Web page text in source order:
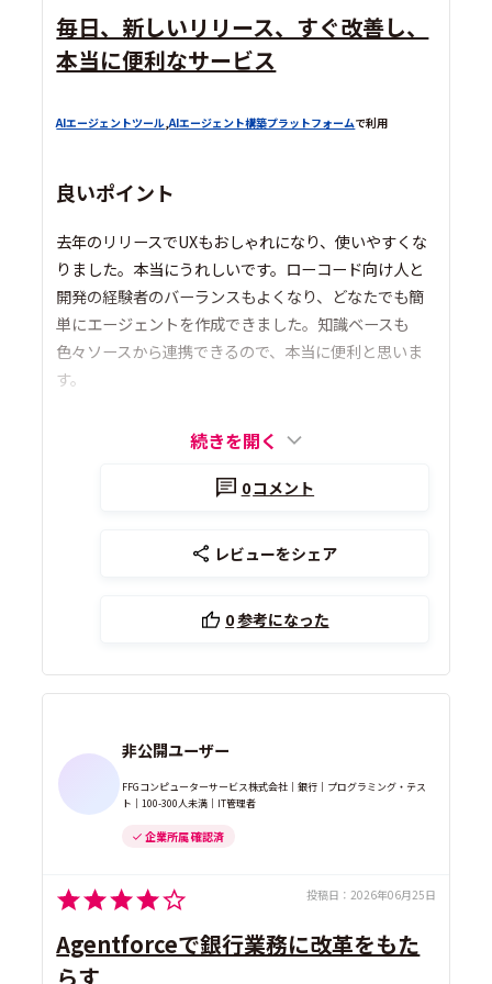
毎日、新しいリリース、すぐ改善し、
本当に便利なサービス
AIエージェントツール ,AIエージェント構築プラットフォームで利用
良いポイント
去年のリリースでUXもおしゃれになり、使いやすくな
りました。本当にうれしいです。ローコード向け人と
開発の経験者のバーランスもよくなり、どなたでも簡
単にエージェントを作成できました。知識ベースも
色々ソースから連携できるので、本当に便利と思いま
す。
続きを開く
0コメント
レビューをシェア
0参考になった
非公開ユーザー
FFGコンピューターサービス株式会社｜銀行｜プログラミング・テス
ト｜100-300人未満｜IT管理者
企業所属 確認済
投稿日： 2026年06月25日
Agentforceで銀行業務に改革をもた
らす